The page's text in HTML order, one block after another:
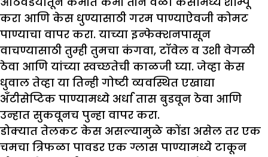
करा आणि केस धुण्यासाठी गरम पाण्याऐवजी कोमट
पाण्याचा वापर करा. याच्या इन्फेक्शनपासून
वाचण्यासाठी तुम्ही तुमचा कंगवा, टॉवेल व उशी वेगळी
ठेवा आणि यांच्या स्वच्छतेची काळजी घ्या. जेव्हा केस
धुवाल तेव्हा या तिन्ही गोष्टी व्यवस्थित एखाद्या
अँटीसेप्टिक पाण्यामध्ये अर्धा तास बुडवून ठेवा आणि
उन्हात सुकवूनच पुन्हा वापर करा.
डोक्यात तेलकट केस असल्यामुळे कोंडा असेल तर एक
चमचा त्रिफळा पावडर एक ग्लास पाण्यामध्ये टाकून